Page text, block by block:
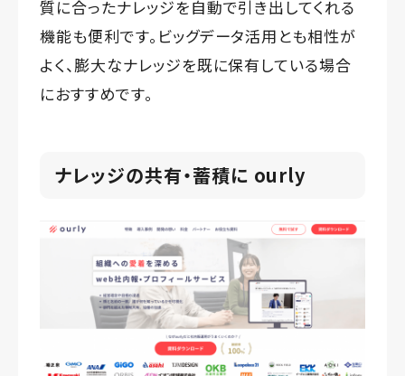
質に合ったナレッジを自動で引き出してくれる
機能も便利です。ビッグデータ活用とも相性が
よく、膨大なナレッジを既に保有している場合
におすすめです。
ナレッジの共有・蓄積に ourly